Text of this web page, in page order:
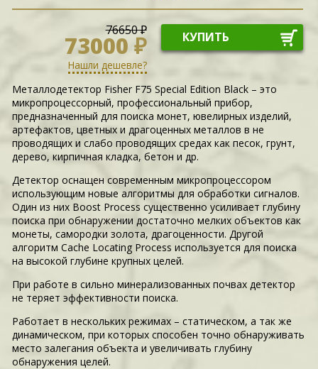
76650 ₽
73000 ₽ КУПИТЬ
Нашли дешевле?
Металлодетектор Fisher F75 Special Edition Black – это
микропроцессорный, профессиональный прибор,
предназначенный для поиска монет, ювелирных изделий,
артефактов, цветных и драгоценных металлов в не
проводящих и слабо проводящих средах как песок, грунт,
дерево, кирпичная кладка, бетон и др.
Детектор оснащен современным микропроцессором
использующим новые алгоритмы для обработки сигналов.
Один из них Boost Process существенно усиливает глубину
поиска при обнаружении достаточно мелких объектов как
монеты, самородки золота, драгоценности. Другой
алгоритм Cache Locating Process используется для поиска
на высокой глубине крупных целей.
При работе в сильно минерализованных почвах детектор
не теряет эффективности поиска.
Работает в нескольких режимах – статическом, а так же
динамическом, при которых способен точно обнаруживать
место залегания объекта и увеличивать глубину
обнаружения целей.